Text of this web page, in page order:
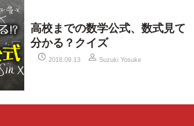
高校までの数学公式、数式見て
分かる？クイズ
2018.09.13 Suzuki Yosuke